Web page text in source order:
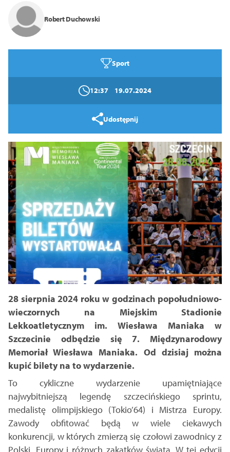
Robert Duchowski
Sport
12:37 19.07.2024
Udostępnij
28 sierpnia 2024 roku w godzinach popołudniowo-
wieczornych na Miejskim Stadionie
Lekkoatletycznym im. Wiesława Maniaka w
Szczecinie odbędzie się 7. Międzynarodowy
Memoriał Wiesława Maniaka. Od dzisiaj można
kupić bilety na to wydarzenie.
To cykliczne wydarzenie upamiętniające
najwybitniejszą legendę szczecińskiego sprintu,
medalistę olimpijskiego (Tokio’64) i Mistrza Europy.
Zawody obfitować będą w wiele ciekawych
konkurencji, w których zmierzą się czołowi zawodnicy z